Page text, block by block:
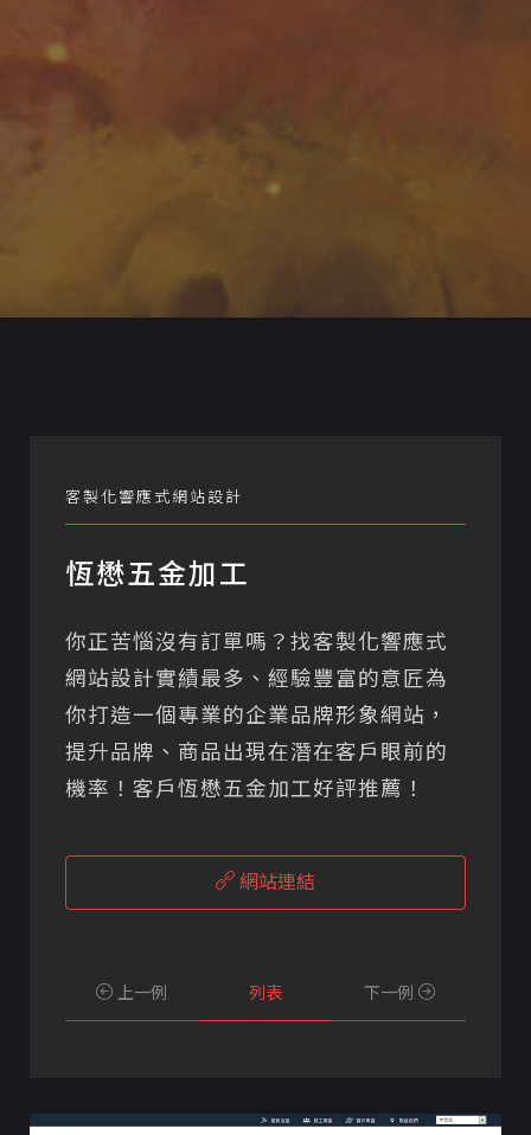
客製化響應式網站設計
恆懋五金加工
你正苦惱沒有訂單嗎？找客製化響應式
網站設計實績最多、經驗豐富的意匠為
你打造一個專業的企業品牌形象網站，
提升品牌、商品出現在潛在客戶眼前的
機率！客戶恆懋五金加工好評推薦！
網站連結
上一例 列表 下一例